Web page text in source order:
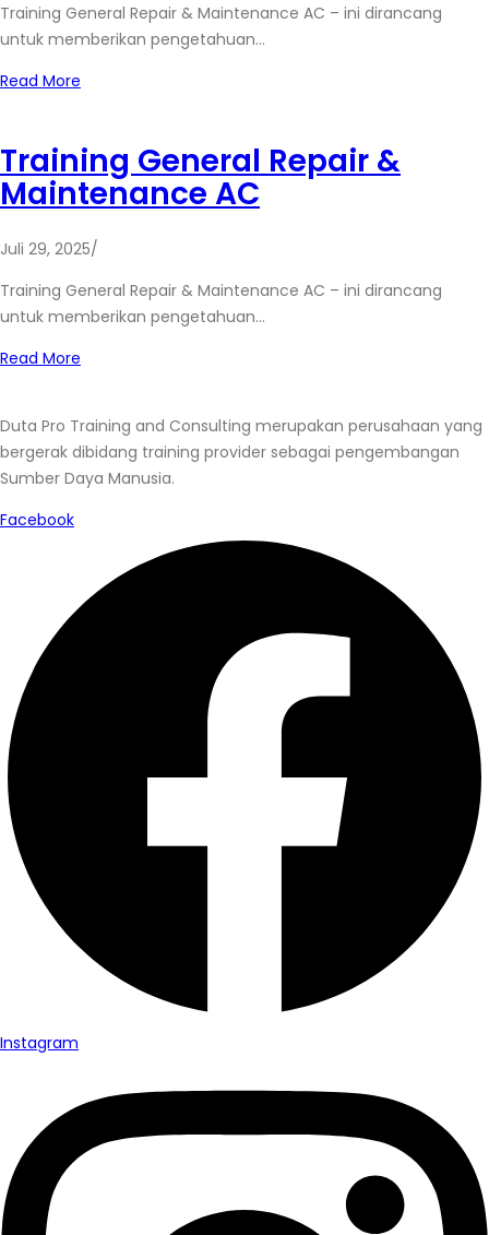
Training General Repair & Maintenance AC – ini dirancang
untuk memberikan pengetahuan…
Read More
Training General Repair &
Maintenance AC
Juli 29, 2025/
Training General Repair & Maintenance AC – ini dirancang
untuk memberikan pengetahuan…
Read More
Duta Pro Training and Consulting merupakan perusahaan yang
bergerak dibidang training provider sebagai pengembangan
Sumber Daya Manusia.
Facebook
Instagram